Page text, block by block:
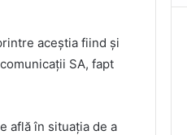
aceștia fiind și
SA, fapt
află în situația de a